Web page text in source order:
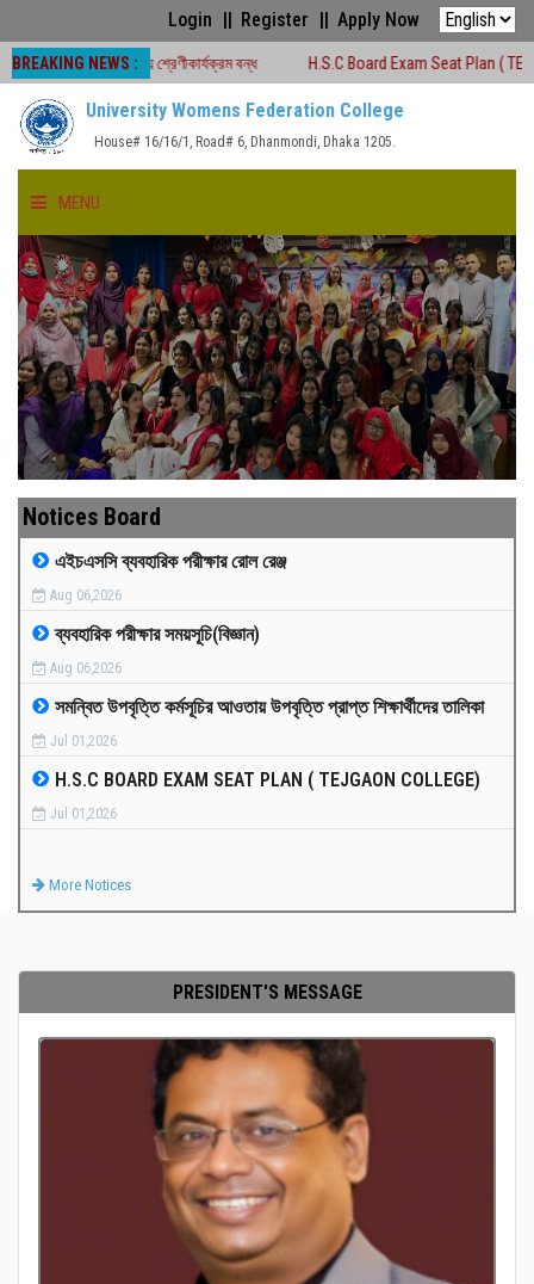
Login Register Apply Now
BREAKING NEWS :
সময়ে শ্রেণীকার্যক্রম বন্ধ H.S.C Board Exam Seat Plan ( TEJGAON
University Womens Federation College
House# 16/16/1, Road# 6, Dhanmondi, Dhaka 1205.
MENU
HOME
ABOUT US
FACULTIES
ACADEMICS
GALLERY
MEDIA
PAYMENT
CO-CURRICULUM
RESULTS
Notices Board
এইচএসসি ব্যবহারিক পরীক্ষার রোল রেঞ্জ
Aug 06,2026
ব্যবহারিক পরীক্ষার সময়সূচি(বিজ্ঞান)
Aug 06,2026
সমন্বিত উপবৃত্তি কর্মসূচির আওতায় উপবৃত্তি প্রাপ্ত শিক্ষার্থীদের তালিকা
Jul 01,2026
H.S.C BOARD EXAM SEAT PLAN ( TEJGAON COLLEGE)
Jul 01,2026
More Notices
PRESIDENT'S MESSAGE